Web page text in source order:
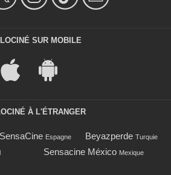
SUR MOBILE
À L'ÉTRANGER
SensaCine Espagne Beyazperde Turquie
Sensacine México Mexique